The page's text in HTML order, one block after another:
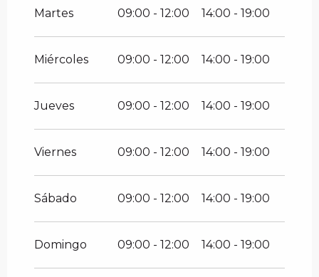
Del1 septiembre 2026al30
Martes 09:00 - 12:00 14:00 - 19:00
Miércoles 09:00 - 12:00 14:00 - 19:00
Jueves 09:00 - 12:00 14:00 - 19:00
Viernes 09:00 - 12:00 14:00 - 19:00
Sábado 09:00 - 12:00 14:00 - 19:00
Domingo 09:00 - 12:00 14:00 - 19:00